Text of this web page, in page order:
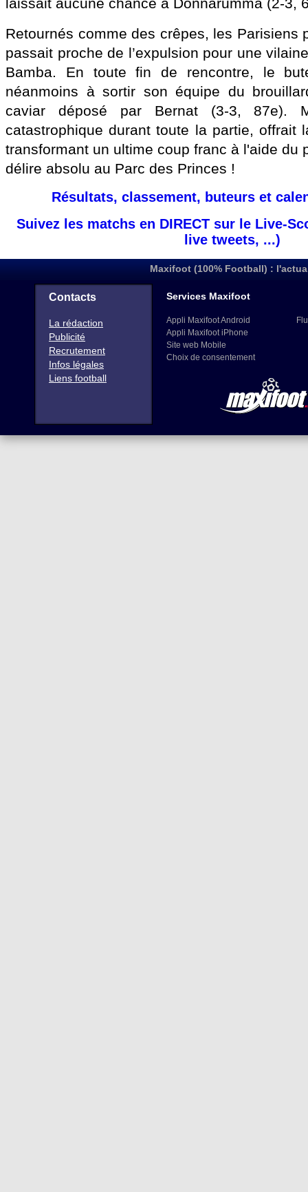
laissait aucune chance à Donnarumma (2-3,
Retournés comme des crêpes, les Parisiens
passait proche de l’expulsion pour une
Bamba. En toute fin de rencontre, le
néanmoins à sortir son équipe du
caviar déposé par Bernat (3-3, 87e).
catastrophique durant toute la partie, offrait
transformant un ultime coup franc à l'aide du
délire absolu au Parc des Princes !
Résultats, classement, buteurs et
Suivez les matchs en DIRECT sur le Live-
live tweets, ...)
Maxifoot (100% Football) :
Contacts
La rédaction
Publicité
Recrutement
Infos légales
Liens football
Services Maxifoot
Appli Maxifoot Android
Appli Maxifoot iPhone
Site web Mobile
Choix de consentement